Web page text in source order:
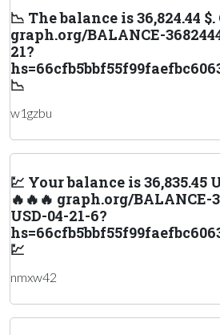
📉 The balance is 36,824.44 $.
graph.org/BALANCE-
21?
📉
w1gzbu
💹 Your balance is 36,835.45
🔥🔥🔥 graph.org/BALANCE-
USD-04-21-6?
💹
nmxw42